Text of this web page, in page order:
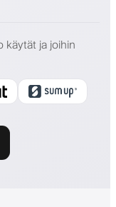
käytät ja joihin